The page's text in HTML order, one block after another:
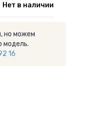
Нет в наличии
но можем
модель.
16